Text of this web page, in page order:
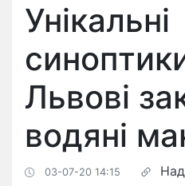
Унікальні
Львові
водяні
03-07-20 14:15